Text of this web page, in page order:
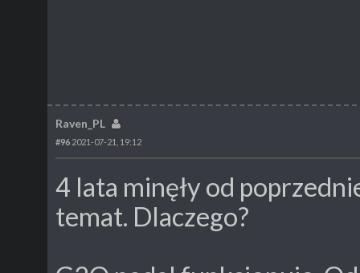
Raven_PL
#96 2021-07-21, 19:12
4 lata minęły od
temat. Dlaczego?